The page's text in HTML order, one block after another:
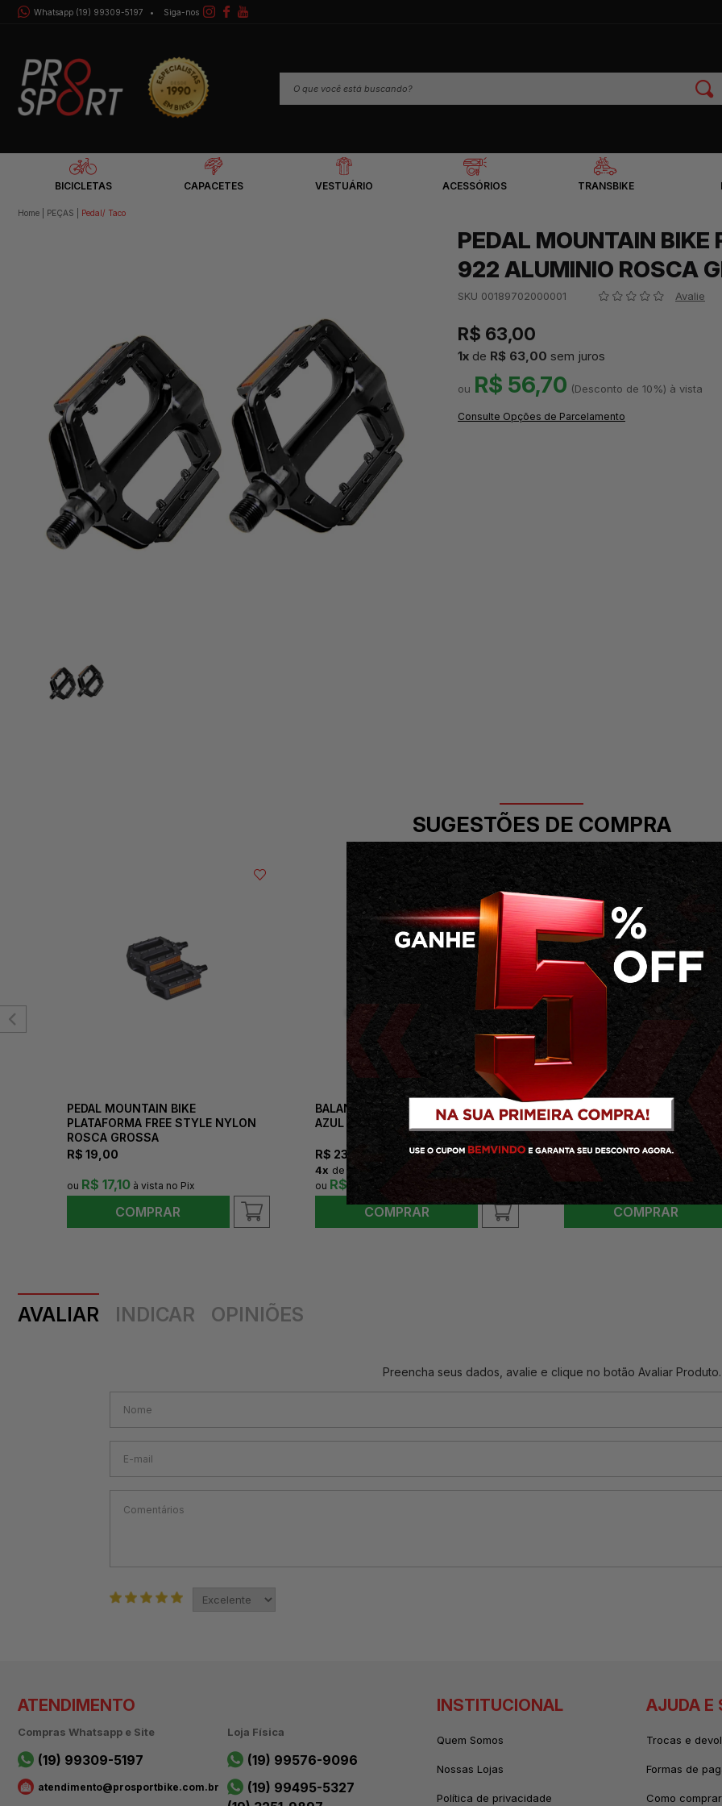
Whatsapp (19) 99309-5197 Siga-nos
BICICLETAS CAPACETES VESTUÁRIO ACESSÓRIOS TRANSBIKE
Home PEÇAS Pedal/ Taco
PEDAL MOUNTAIN BIKE
922 ALUMINIO ROSCA
SKU 00189702000001 Avalie
R$ 63,00
1x de R$ 63,00 sem juros
R$ 56,70 (Desconto de 10%)
SUGESTÕES DE COMPRA
PEDAL MOUNTAIN BIKE
PLATAFORMA FREE STYLE NYLON
ROSCA GROSSA
R$ 19,00
R$ 17,10
COMPRAR
BALANCE BIKE VERDEN GEORGE PIG
AZUL INFANTIL SEM PEDAL
R$ 239,00
4x de R$ 59,75 sem juros
R$ 215,10
COMPRAR
BALANCE BIKE VERDEN
ROSA INFANTIL SEM PEDAL
R$239,00
R$ 59,75 sem juros
R$ 215,10
COMPRAR
AVALIAR INDICAR OPINIÕES
Preencha seus dados, avalie e clique no botão Avaliar Produto.
ATENDIMENTO
Compras Whatsapp e Site
(19) 99309-5197
atendimento@prosportbike.com.br
Loja Física
(19) 99576-9096
(19) 99495-5327
INSTITUCIONAL
Quem Somos
Nossas Lojas
Política de privacidade
AJUDA E
Trocas e
Formas de
Como